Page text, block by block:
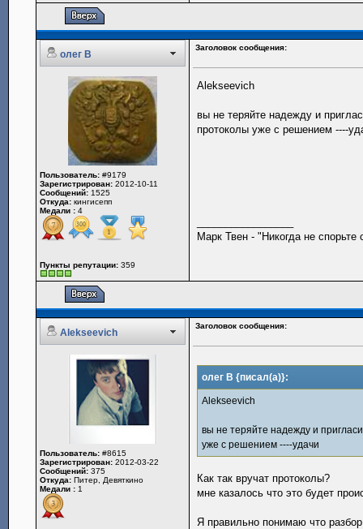
олег В
Заголовок сообщения:
Пользователь: #9179
Зарегистрирован: 2012-10-11
Сообщений: 1525
Откуда: кингисепп
Медали : 4
Пункты репутации: 359
Alekseevich
вы не теряйте надежду и
протоколы уже с решением ----
Марк Твен - "Никогда не
Alekseevich
Заголовок сообщения:
Пользователь: #8615
Зарегистрирован: 2012-03-22
Сообщений: 375
Откуда: Питер, Девяткино
Медали : 1
олег В {писал(а)}:
Alekseevich
вы не теряйте надежду и
уже с решением ----удачи
Как так вручат протоколы?
мне казалось что это будет
Я правильно понимаю что